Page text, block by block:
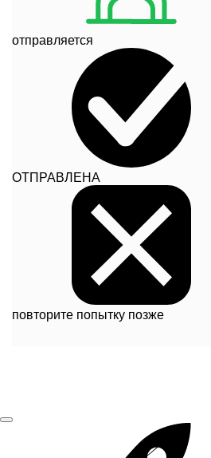
отправляется
ОТПРАВЛЕНА
повторите попытку позже